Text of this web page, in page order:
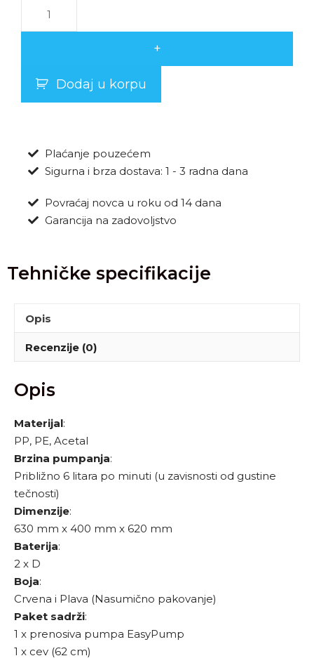
+
Dodaj u korpu
Plaćanje pouzećem
Sigurna i brza dostava: 1 - 3 radna dana
Povraćaj novca u roku od 14 dana
Garancija na zadovoljstvo
Tehničke specifikacije
Opis
Recenzije (0)
Opis
Materijal:
PP, PE, Acetal
Brzina pumpanja:
Približno 6 litara po minuti (u zavisnosti od gustine
tečnosti)
Dimenzije:
630 mm x 400 mm x 620 mm
Baterija:
2 x D
Boja:
Crvena i Plava (Nasumično pakovanje)
Paket sadrži:
1 x prenosiva pumpa EasyPump
1 x cev (62 cm)